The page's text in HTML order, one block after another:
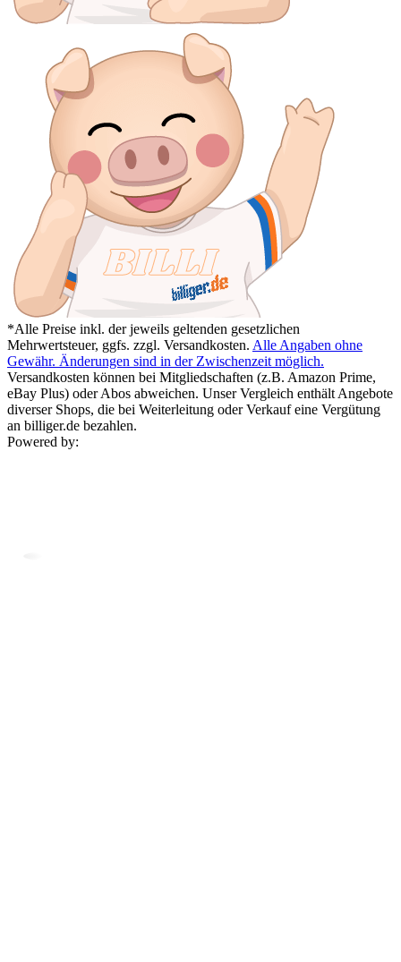
*Alle Preise inkl. der jeweils geltenden gesetzlichen
Mehrwertsteuer, ggfs. zzgl. Versandkosten. Alle Angaben ohne
Gewähr. Änderungen sind in der Zwischenzeit möglich.
Versandkosten können bei Mitgliedschaften (z.B. Amazon Prime,
eBay Plus) oder Abos abweichen. Unser Vergleich enthält Angebote
diverser Shops, die bei Weiterleitung oder Verkauf eine Vergütung
an billiger.de bezahlen.
Powered by: